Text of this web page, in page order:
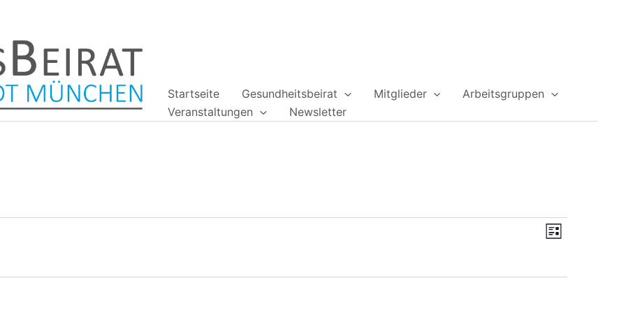
Startseite Gesundheitsbeirat Mitglieder
Arbeitsgruppen
Veranstaltungen
Newsletter
Ansichten-
Veranstaltung
Liste